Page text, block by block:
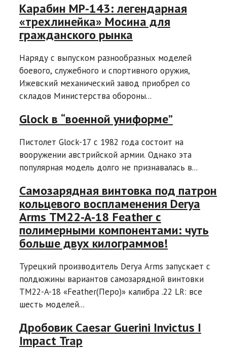
Карабин МР-143: легендарная
«трехлинейка» Мосина для
гражданского рынка
Наряду с выпуском разнообразных моделей
боевого, служебного и спортивного оружия,
Ижевский механический завод приобрел со
складов Министерства обороны...
Glock в “военной униформе”
Пистолет Glock-17 с 1982 года состоит на
вооружении австрийской армии. Однако эта
популярная модель долго не признавалась в...
Самозарядная винтовка под патрон
кольцевого воспламенения Derya
Arms TM22-A-18 Feather с
полимерными компонентами: чуть
больше двух килограммов!
Турецкий производитель Derya Arms запускает с
полдюжины вариантов самозарядной винтовки
TM22-A-18 «Feather(Перо)» калибра .22 LR: все
шесть моделей...
Дробовик Caesar Guerini Invictus I
Impact Trap